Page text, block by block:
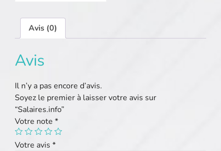
Avis (0)
Avis
Il n’y a pas encore d’avis.
Soyez le premier à laisser votre avis sur
“Salaires.info”
Votre note *
Votre avis *